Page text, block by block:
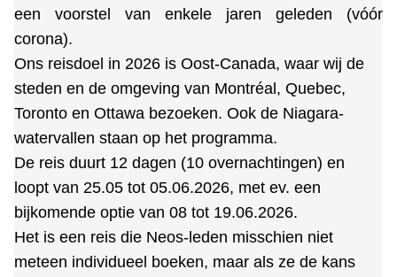
een voorstel van enkele jaren geleden (vóór
corona).
Ons reisdoel in 2026 is Oost-Canada, waar wij de
steden en de omgeving van Montréal, Quebec,
Toronto en Ottawa bezoeken. Ook de Niagara-
watervallen staan op het programma.
De reis duurt 12 dagen (10 overnachtingen) en
loopt van 25.05 tot 05.06.2026, met ev. een
bijkomende optie van 08 tot 19.06.2026.
Het is een reis die Neos-leden misschien niet
meteen individueel boeken, maar als ze de kans